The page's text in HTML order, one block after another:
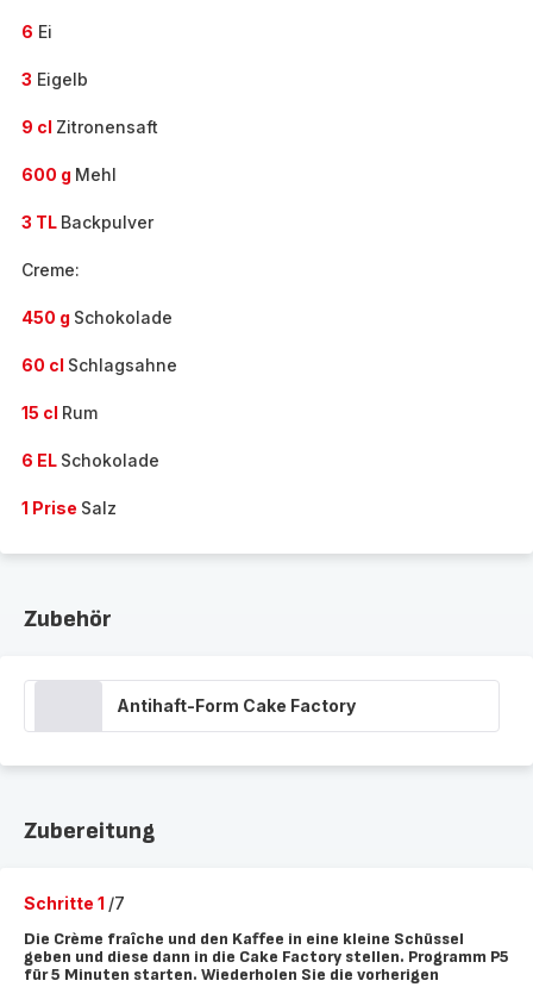
6 Ei
3 Eigelb
9 cl Zitronensaft
600 g Mehl
3 TL Backpulver
Creme:
450 g Schokolade
60 cl Schlagsahne
15 cl Rum
6 EL Schokolade
1 Prise Salz
Zubehör
Antihaft-Form Cake Factory
Zubereitung
Schritte 1 /7
Die Crème fraîche und den Kaffee in eine kleine Schüssel
geben und diese dann in die Cake Factory stellen. Programm P5
für 5 Minuten starten. Wiederholen Sie die vorherigen